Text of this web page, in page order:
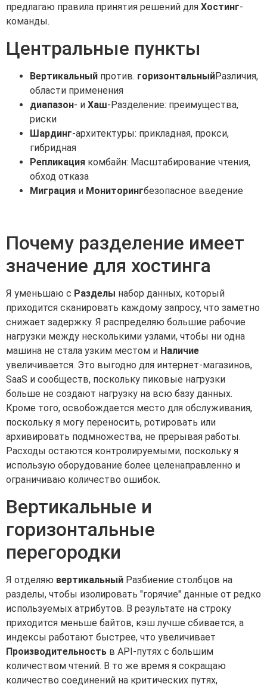
предлагаю правила принятия решений для Хостинг-
команды.
Центральные пункты
Вертикальный против. горизонтальныйРазличия,
области применения
диапазон- и Хаш-Разделение: преимущества,
риски
Шардинг-архитектуры: прикладная, прокси,
гибридная
Репликация комбайн: Масштабирование чтения,
обход отказа
Миграция и Мониторингбезопасное введение
Почему разделение имеет
значение для хостинга
Я уменьшаю с Разделы набор данных, который
приходится сканировать каждому запросу, что заметно
снижает задержку. Я распределяю большие рабочие
нагрузки между несколькими узлами, чтобы ни одна
машина не стала узким местом и Наличие
увеличивается. Это выгодно для интернет-магазинов,
SaaS и сообществ, поскольку пиковые нагрузки
больше не создают нагрузку на всю базу данных.
Кроме того, освобождается место для обслуживания,
поскольку я могу переносить, ротировать или
архивировать подмножества, не прерывая работы.
Расходы остаются контролируемыми, поскольку я
использую оборудование более целенаправленно и
ограничиваю количество ошибок.
Вертикальные и
горизонтальные
перегородки
Я отделяю вертикальный Разбиение столбцов на
разделы, чтобы изолировать "горячие" данные от редко
используемых атрибутов. В результате на строку
приходится меньше байтов, кэш лучше сбивается, а
индексы работают быстрее, что увеличивает
Производительность в API-путях с большим
количеством чтений. В то же время я сокращаю
количество соединений на критических путях,